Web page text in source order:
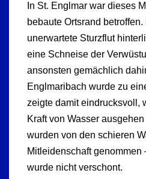
In St. Englmar war dieses
bebaute Ortsrand
unerwartete Sturzflut
eine Schneise der
ansonsten gemächlich
Englmaribach wurde zu
zeigte damit eindrucksvoll,
Kraft von Wasser
wurden von den schieren
Mitleidenschaft genommen
wurde nicht verschont.